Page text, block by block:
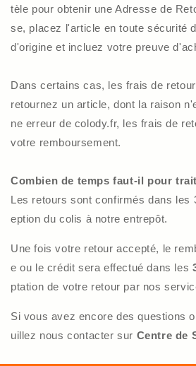
tèle pour obtenir une Adresse de
se, placez l'article en toute sécurité
d'origine et incluez votre preuve
Dans certains cas, les frais de
retournez un article, dont la raison
ne erreur de colody.fr, les frais de
votre remboursement.
Combien de temps faut-il pour
Les retours sont confirmés dans les
eption du colis à notre entrepôt.
Une fois votre retour accepté, le
e ou le crédit sera effectué dans les
ptation de votre retour par nos
Si vous avez encore des questions
uillez nous contacter sur Centre de